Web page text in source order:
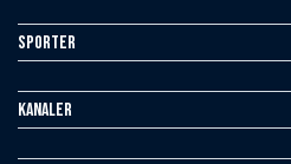
Sporter
Kanaler